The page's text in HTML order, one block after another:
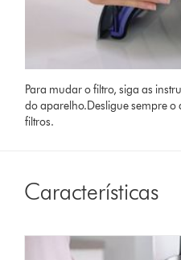
Para mudar o filtro, siga as
do aparelho.Desligue sempre o
filtros.
Características